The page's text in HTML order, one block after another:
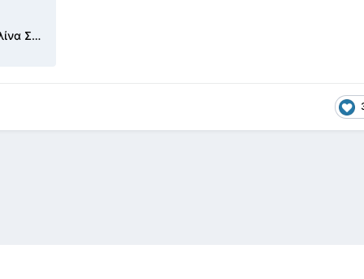
Ολέρνικα_Η Μεγάλη Νύχτα_Εβελίνα Σερέτη.pdf